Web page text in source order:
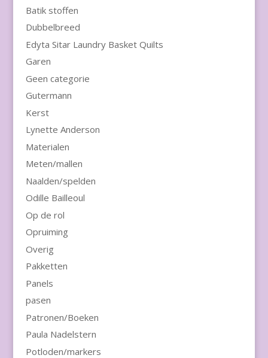
Batik stoffen
Dubbelbreed
Edyta Sitar Laundry Basket Quilts
Garen
Geen categorie
Gutermann
Kerst
Lynette Anderson
Materialen
Meten/mallen
Naalden/spelden
Odille Bailleoul
Op de rol
Opruiming
Overig
Pakketten
Panels
pasen
Patronen/Boeken
Paula Nadelstern
Potloden/markers